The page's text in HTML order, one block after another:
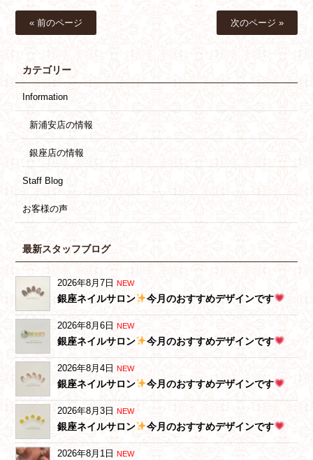
« 前のページ 次のページ »
カテゴリー
Information
新浦安店の情報
銀座店の情報
Staff Blog
お客様の声
最新スタッフブログ
2026年8月7日 NEW
銀座ネイルサロン 今月のおすすめデザインです
2026年8月6日 NEW
銀座ネイルサロン 今月のおすすめデザインです
2026年8月4日 NEW
銀座ネイルサロン 今月のおすすめデザインです
2026年8月3日 NEW
銀座ネイルサロン 今月のおすすめデザインです
2026年8月1日 NEW